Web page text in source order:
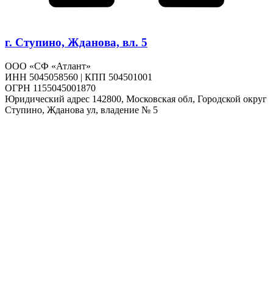
г. Ступино, Жданова, вл. 5
ООО «СФ «Атлант»
ИНН 5045058560 | КПП 504501001
ОГРН 1155045001870
Юридический адрес 142800, Московская обл, Городской округ
Ступино, Жданова ул, владение № 5